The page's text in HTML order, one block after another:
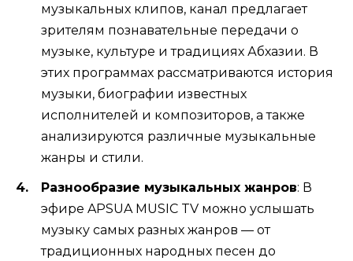
музыкальных клипов, канал предлагает
зрителям познавательные передачи о
музыке, культуре и традициях Абхазии. В
этих программах рассматриваются история
музыки, биографии известных
исполнителей и композиторов, а также
анализируются различные музыкальные
жанры и стили.
Разнообразие музыкальных жанров: В
эфире APSUA MUSIC TV можно услышать
музыку самых разных жанров — от
традиционных народных песен до